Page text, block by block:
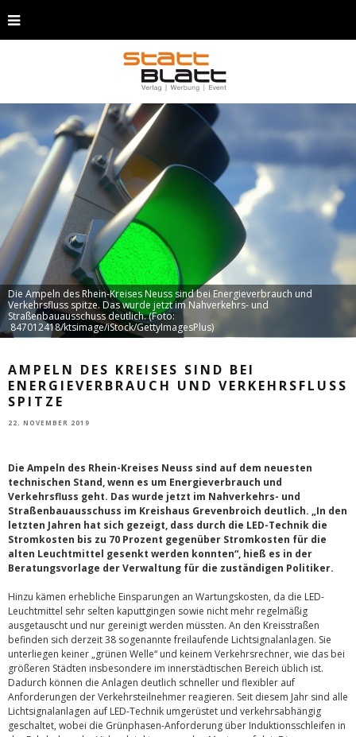
Die Ampeln des Rhein-Kreises Neuss sind bei Energieverbrauch und
Verkehrsfluss spitze. Das wurde jetzt im Nahverkehrs- und
Straßenbauausschuss deutlich. (Foto:
847012418/ktsimage/iStock/GettyImagesPlus)
AMPELN DES KREISES SIND BEI
ENERGIEVERBRAUCH UND VERKEHRSFLUSS
SPITZE
22. NOVEMBER 2019
Die Ampeln des Rhein-Kreises Neuss sind auf dem neuesten
technischen Stand, wenn es um Energieverbrauch und
Verkehrsfluss geht. Das wurde jetzt im Nahverkehrs- und
Straßenbauausschuss im Kreishaus Grevenbroich deutlich. „In den
letzten Jahren hat sich gezeigt, dass durch die LED-Technik die
Stromkosten bis zu 70 Prozent gegenüber Stromkosten für die
alten Leuchtmittel gesenkt werden konnten“, hieß es in der
Beratungsvorlage der Verwaltung für die zuständigen Politiker.
Hinzu kämen erhebliche Einsparungen an Wartungskosten, da die LED-
Leuchtmittel sehr selten kaputtgingen sowie nicht mehr regelmäßig
ausgetauscht und nur gereinigt werden müssten. An den Kreisstraßen
befinden sich derzeit 38 sogenannte freilaufende Lichtsignalanlagen. Sie
unterliegen keiner „grünen Welle“ und keinem Verkehrsrechner, wie das bei
größeren Städten insbesondere im innerstädtischen Bereich üblich ist.
Dadurch können die Anlagen deutlich schneller und flexibler auf
Anforderungen der Verkehrsteilnehmer reagieren. Seit diesem Jahr sind alle
Lichtsignalanlagen auf LED-Technik umgerüstet und verkehrsabhängig
geschaltet, wobei die Grünphasen-Anforderung über Induktionsschleifen in